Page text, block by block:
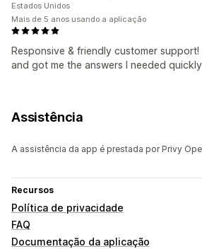
Responsive & friendly customer
and got me the answers I needed
Estados Unidos
Mais de 5 anos usando a aplicação
Assistência
A assistência da app é prestada por Privy
Recursos
Política de privacidade
FAQ
Documentação da aplicação